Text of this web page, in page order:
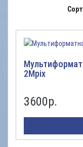
2Mpix
3600р.